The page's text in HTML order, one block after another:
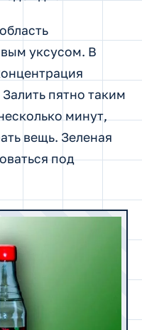
уксусом. В
пятно таким
минут,
вещь. Зеленая
под